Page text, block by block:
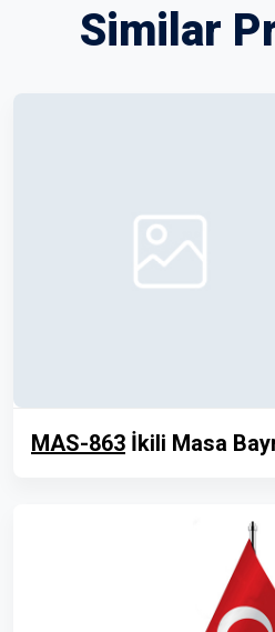
Similar
MAS-863 İkili Masa